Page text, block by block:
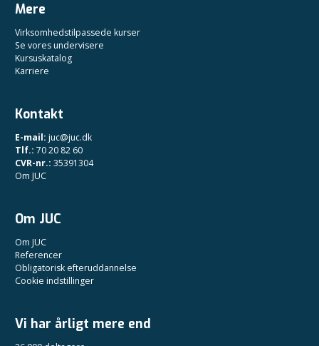
Mere
Virksomhedstilpassede kurser
Se vores undervisere
Kursuskatalog
Karriere
Kontakt
E-mail: juc@juc.dk
Tlf.: 70 20 82 60
CVR-nr.: 35391304
Om JUC
Om JUC
Om JUC
Referencer
Obligatorisk efteruddannelse
Cookie indstillinger
Vi har årligt mere end